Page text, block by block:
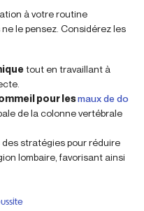
à votre routine
le pensez. Considérez les
tout en travaillant à
pour lesmaux de do
de la colonne vertébrale
des stratégies pour réduire
lombaire, favorisant ainsi